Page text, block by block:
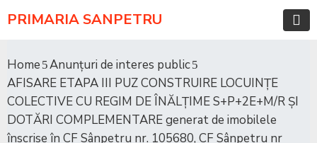
PRIMARIA SANPETRU
Home
Anunțuri de interes public
AFISARE ETAPA III PUZ CONSTRUIRE LOCUINȚE
COLECTIVE CU REGIM DE ÎNĂLȚIME S+P+2E+M/R ȘI
DOTĂRI COMPLEMENTARE generat de imobilele
înscrise în CF Sânpetru nr. 105680, CF Sânpetru nr